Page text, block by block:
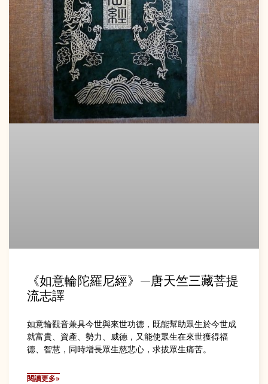
《如意輪陀羅尼經》—唐天竺三藏菩提
流志譯
如意輪觀音兼具今世與來世功德，既能幫助眾生於今世成
就富貴、資產、勢力、威德，又能使眾生在來世獲得福
德、智慧，同時增長眾生慈悲心，求拔眾生痛苦。
閱讀更多»